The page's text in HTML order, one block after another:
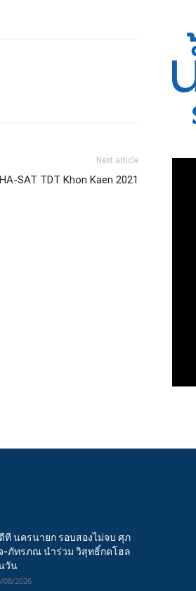
Next article
SAT TDT Khon Kaen 2021
ที นครนายก รอบสองไม่จบ ศุภ
-ภัทรภณ นำร่วม วิสุทธิ์กดโฮล
วัน
08/2026